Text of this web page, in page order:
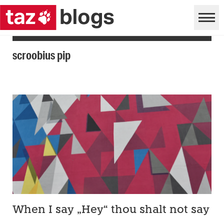
scroobius pip
When I say „Hey“ thou shalt not say